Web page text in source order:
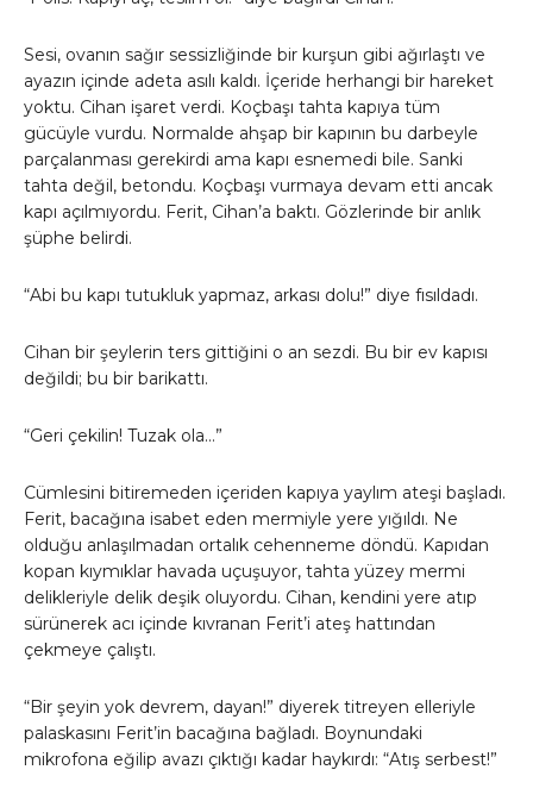
Sesi, ovanın sağır sessizliğinde bir kurşun gibi ağırlaştı ve
ayazın içinde adeta asılı kaldı. İçeride herhangi bir hareket
yoktu. Cihan işaret verdi. Koçbaşı tahta kapıya tüm
gücüyle vurdu. Normalde ahşap bir kapının bu darbeyle
parçalanması gerekirdi ama kapı esnemedi bile. Sanki
tahta değil, betondu. Koçbaşı vurmaya devam etti ancak
kapı açılmıyordu. Ferit, Cihan’a baktı. Gözlerinde bir anlık
şüphe belirdi.
“Abi bu kapı tutukluk yapmaz, arkası dolu!” diye fısıldadı.
Cihan bir şeylerin ters gittiğini o an sezdi. Bu bir ev kapısı
değildi; bu bir barikattı.
“Geri çekilin! Tuzak ola…”
Cümlesini bitiremeden içeriden kapıya yaylım ateşi başladı.
Ferit, bacağına isabet eden mermiyle yere yığıldı. Ne
olduğu anlaşılmadan ortalık cehenneme döndü. Kapıdan
kopan kıymıklar havada uçuşuyor, tahta yüzey mermi
delikleriyle delik deşik oluyordu. Cihan, kendini yere atıp
sürünerek acı içinde kıvranan Ferit’i ateş hattından
çekmeye çalıştı.
“Bir şeyin yok devrem, dayan!” diyerek titreyen elleriyle
palaskasını Ferit’in bacağına bağladı. Boynundaki
mikrofona eğilip avazı çıktığı kadar haykırdı: “Atış serbest!”